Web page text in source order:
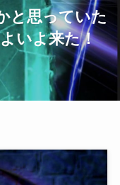
と思っていた
いよ来た！